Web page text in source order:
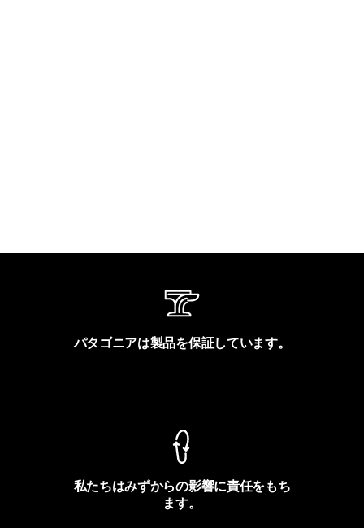
パタゴニアは製品を保証しています。
私たちはみずからの影響に責任をもち
ます。